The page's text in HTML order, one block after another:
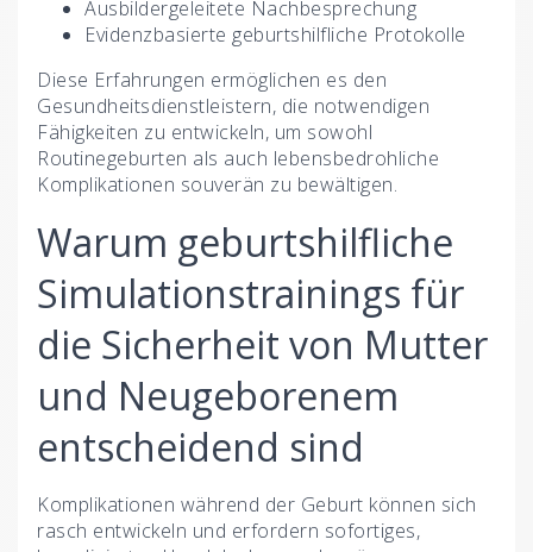
Ausbildergeleitete Nachbesprechung
Evidenzbasierte geburtshilfliche Protokolle
Diese Erfahrungen ermöglichen es den
Gesundheitsdienstleistern, die notwendigen
Fähigkeiten zu entwickeln, um sowohl
Routinegeburten als auch lebensbedrohliche
Komplikationen souverän zu bewältigen.
Warum geburtshilfliche
Simulationstrainings für
die Sicherheit von Mutter
und Neugeborenem
entscheidend sind
Komplikationen während der Geburt können sich
rasch entwickeln und erfordern sofortiges,